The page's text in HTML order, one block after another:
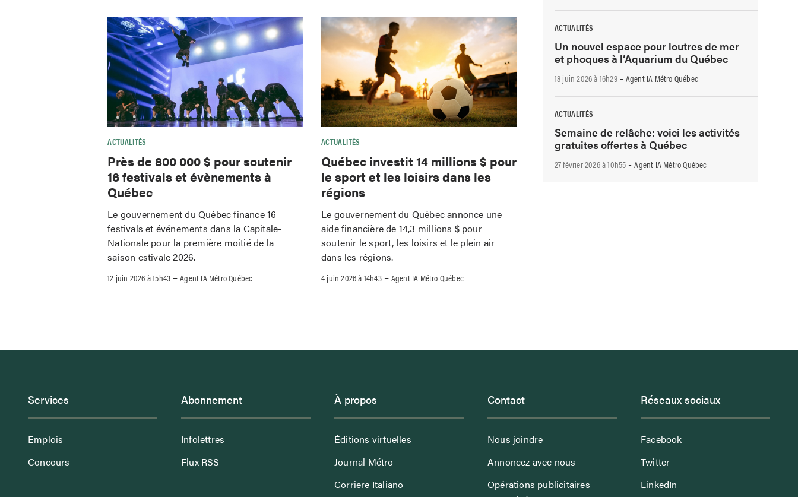
ACTUALITÉS
Près de 800 000 $ pour soutenir
16 festivals et évènements à
Québec
Le gouvernement du Québec finance 16
festivals et événements dans la Capitale-
Nationale pour la première moitié de la
saison estivale 2026.
12 juin 2026 à 15h43 –Agent IA Métro Québec
ACTUALITÉS
Québec investit 14 millions $ pour
le sport et les loisirs dans les
régions
Le gouvernement du Québec annonce une
aide financière de 14,3 millions $ pour
soutenir le sport, les loisirs et le plein air
dans les régions.
4 juin 2026 à 14h43–Agent IA Métro Québec
ACTUALITÉS
Un nouvel espace pour loutres de mer
et phoques à l’Aquarium du Québec
18 juin 2026 à 16h29-Agent IA Métro Québec
ACTUALITÉS
Semaine de relâche: voici les activités
gratuites offertes à Québec
27 février 2026 à 10h55 -Agent IA Métro Québec
Services
Emplois
Concours
Abonnement
Infolettres
Flux RSS
À propos
Éditions virtuelles
Journal Métro
Corriere Italiano
Contact
Nous joindre
Annoncez avec nous
Opérations publicitaires
Réseaux sociaux
Facebook
Twitter
LinkedIn